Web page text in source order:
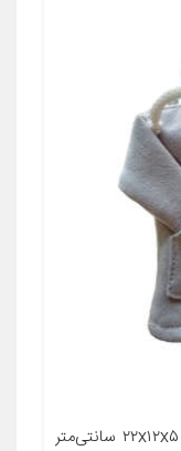
معرفی محصول جزئیات محصول ابعاد ۲۲x۱۲x۵ سانتی‌متر